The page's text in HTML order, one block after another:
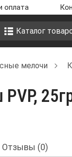
оплата
Каталог
мелочи
Отзывы (0)